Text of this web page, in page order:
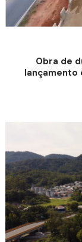
Obra de
lançamento